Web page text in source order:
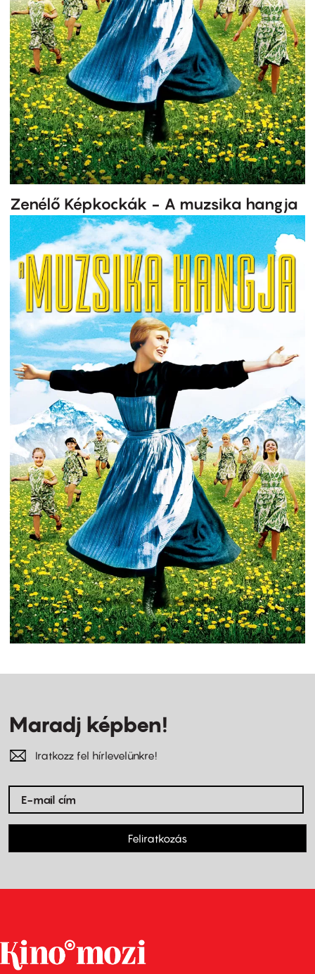
Zenélő Képkockák - A muzsika hangja
Maradj képben!
Iratkozz fel hírlevelünkre!
Feliratkozás